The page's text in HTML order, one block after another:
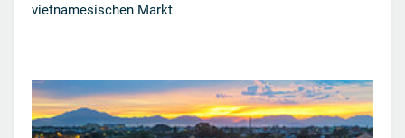
vietnamesischen Markt